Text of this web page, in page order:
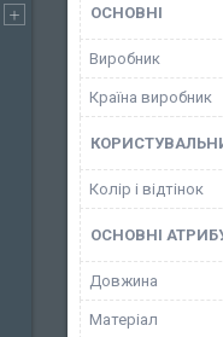
ОСНОВНІ
Виробник
Країна виробник
Колір і відтінок
ОСНОВНІ
Довжина
Матеріал